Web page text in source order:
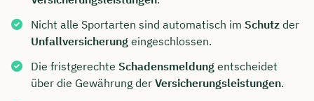
Nicht alle Sportarten sind automatisch im Schutz der
Unfallversicherung eingeschlossen.
Die fristgerechte Schadensmeldung entscheidet
über die Gewährung der Versicherungsleistungen.